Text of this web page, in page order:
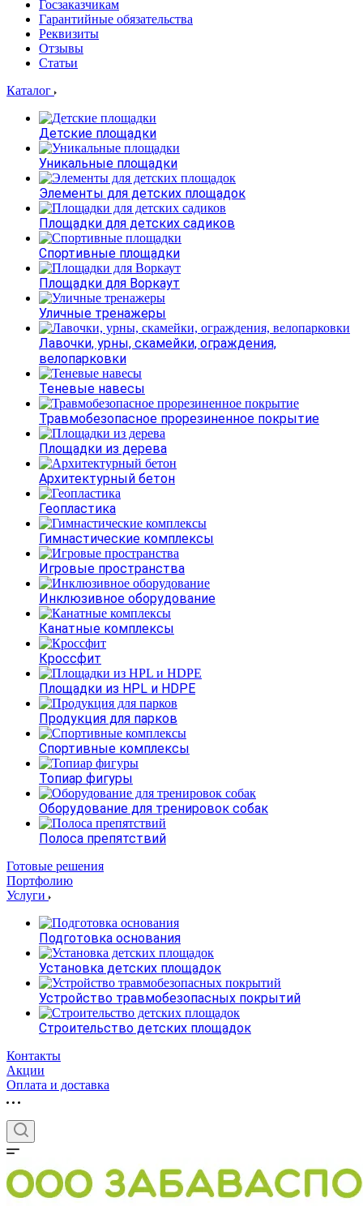
Госзаказчикам
Гарантийные обязательства
Реквизиты
Отзывы
Статьи
Каталог
Детские площадки
Уникальные площадки
Элементы для детских площадок
Площадки для детских садиков
Спортивные площадки
Площадки для Воркаут
Уличные тренажеры
Лавочки, урны, скамейки, ограждения,
велопарковки
Теневые навесы
Травмобезопасное прорезиненное покрытие
Площадки из дерева
Архитектурный бетон
Геопластика
Гимнастические комплексы
Игровые пространства
Инклюзивное оборудование
Канатные комплексы
Кроссфит
Площадки из HPL и HDPE
Продукция для парков
Спортивные комплексы
Топиар фигуры
Оборудование для тренировок собак
Полоса препятствий
Готовые решения
Портфолию
Услуги
Подготовка основания
Установка детских площадок
Устройство травмобезопасных покрытий
Строительство детских площадок
Контакты
Акции
Оплата и доставка